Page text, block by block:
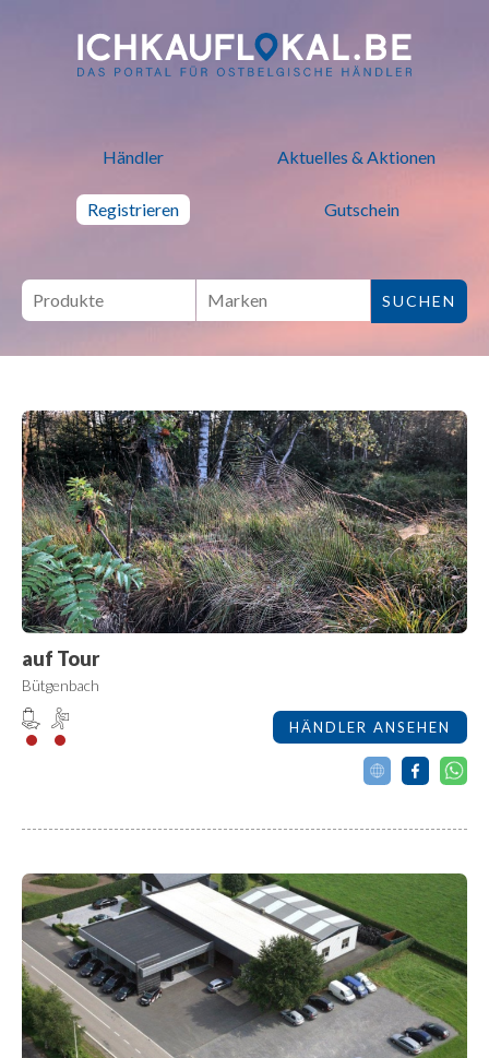
ich kauf lokal - Bei lokalen
Händler Aktuelles & Aktionen
Registrieren Gutschein
auf Tour
Bütgenbach
HÄNDLER ANSEHEN